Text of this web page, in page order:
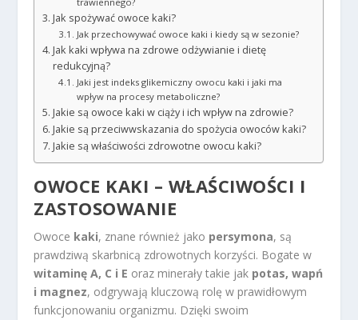
Jak spożywać owoce kaki?
Jak przechowywać owoce kaki i kiedy są w sezonie?
Jak kaki wpływa na zdrowe odżywianie i dietę
redukcyjną?
Jaki jest indeks glikemiczny owocu kaki i jaki ma
wpływ na procesy metaboliczne?
Jakie są owoce kaki w ciąży i ich wpływ na zdrowie?
Jakie są przeciwwskazania do spożycia owoców kaki?
Jakie są właściwości zdrowotne owocu kaki?
OWOCE KAKI – WŁAŚCIWOŚCI I
ZASTOSOWANIE
Owoce kaki, znane również jako persymona, są
prawdziwą skarbnicą zdrowotnych korzyści. Bogate w
witaminę A, C i E oraz minerały takie jak potas, wapń
i magnez, odgrywają kluczową rolę w prawidłowym
funkcjonowaniu organizmu. Dzięki swoim